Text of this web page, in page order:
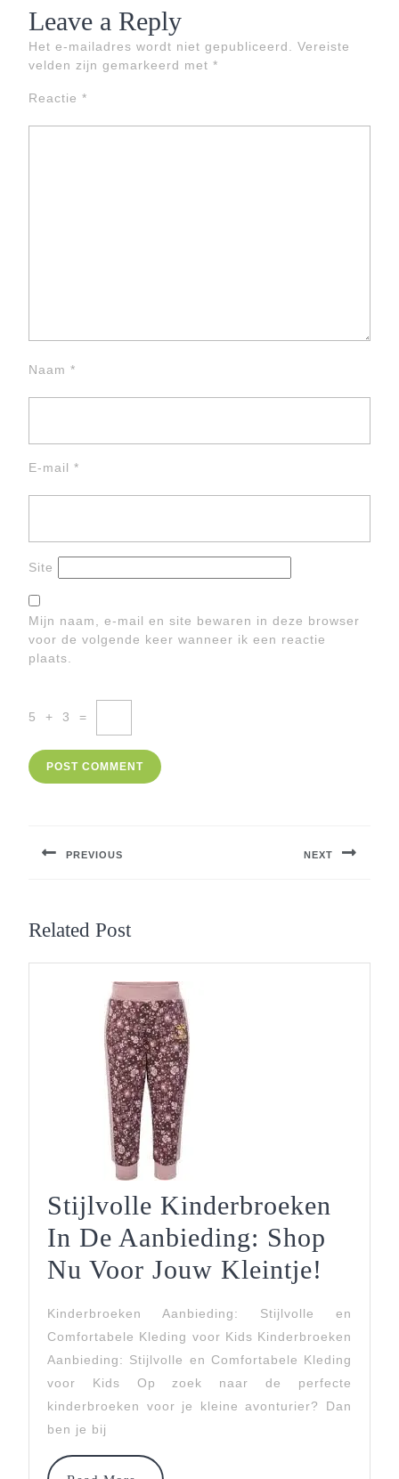
Leave a Reply
Het e-mailadres wordt niet gepubliceerd.
Vereiste
velden zijn gemarkeerd met *
Reactie *
Naam *
E-mail *
Site
Mijn naam, e-mail en site bewaren in deze browser
voor de volgende keer wanneer ik een reactie
plaats.
5 + 3 =
PREVIOUS NEXT
Related Post
Stijlvolle Kinderbroeken
In De Aanbieding: Shop
Nu Voor Jouw Kleintje!
In
De
Kinderbroeken Aanbieding: Stijlvolle en
Comfortabele Kleding voor Kids Kinderbroeken
Aanbieding: Stijlvolle en Comfortabele Kleding
voor Kids Op zoek naar de perfecte
kinderbroeken voor je kleine avonturier? Dan
ben je bij